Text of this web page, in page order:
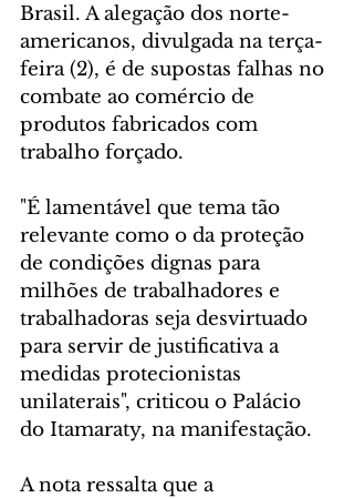
Brasil. A alegação dos norte-
americanos, divulgada na terça-
feira (2), é de supostas falhas no
combate ao comércio de
produtos fabricados com
trabalho forçado.
"É lamentável que tema tão
relevante como o da proteção
de condições dignas para
milhões de trabalhadores e
trabalhadoras seja desvirtuado
para servir de justificativa a
medidas protecionistas
unilaterais", criticou o Palácio
do Itamaraty, na manifestação.
A nota ressalta que a